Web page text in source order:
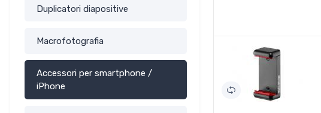
Duplicatori diapositive
Macrofotografia
Accessori per smartphone /
iPhone